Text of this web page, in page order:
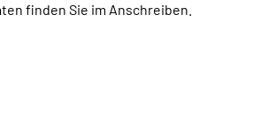
finden Sie im Anschreiben.